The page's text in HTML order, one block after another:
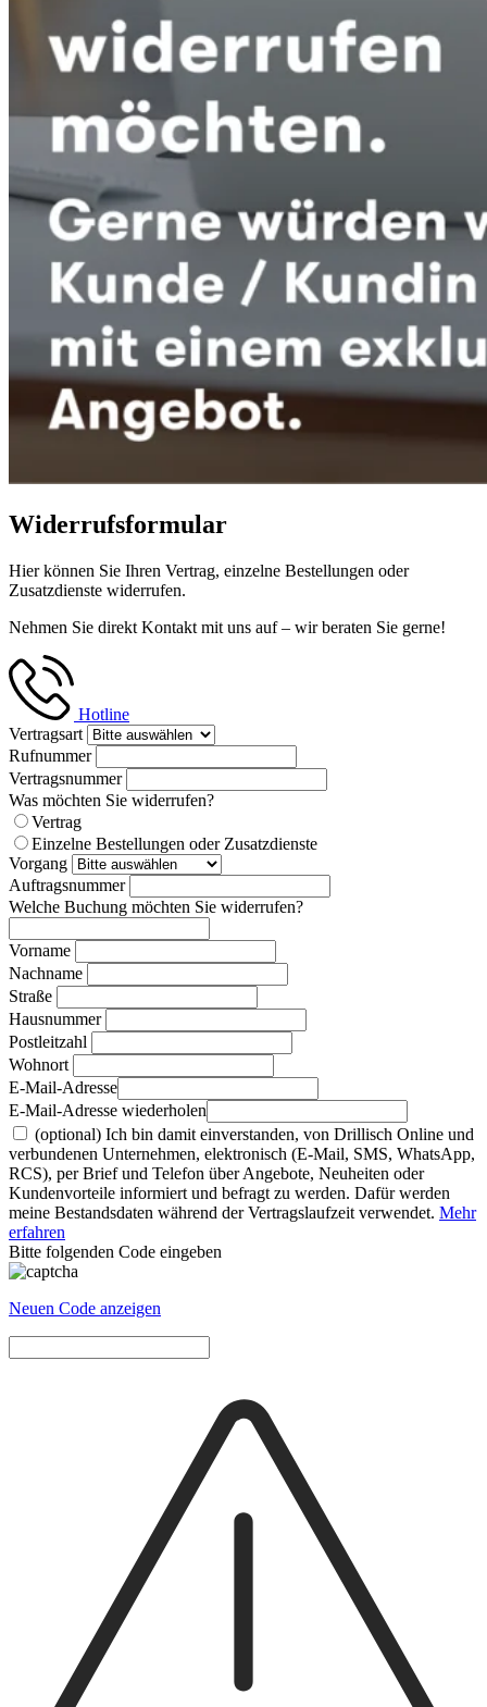
Widerrufsformular
Hier können Sie Ihren Vertrag, einzelne Bestellungen oder
Zusatzdienste widerrufen.
Nehmen Sie direkt Kontakt mit uns auf – wir beraten Sie gerne!
Hotline
Vertragsart
Rufnummer
Vertragsnummer
Was möchten Sie widerrufen?
Vertrag
Einzelne Bestellungen oder Zusatzdienste
Vorgang
Auftragsnummer
Welche Buchung möchten Sie widerrufen?
Vorname
Nachname
Straße
Hausnummer
Postleitzahl
Wohnort
E-Mail-Adresse
E-Mail-Adresse wiederholen
(optional) Ich bin damit einverstanden, von Drillisch Online und
verbundenen Unternehmen, elektronisch (E-Mail, SMS, WhatsApp,
RCS), per Brief und Telefon über Angebote, Neuheiten oder
Kundenvorteile informiert und befragt zu werden. Dafür werden
meine Bestandsdaten während der Vertragslaufzeit verwendet. Mehr
erfahren
Bitte folgenden Code eingeben
Neuen Code anzeigen